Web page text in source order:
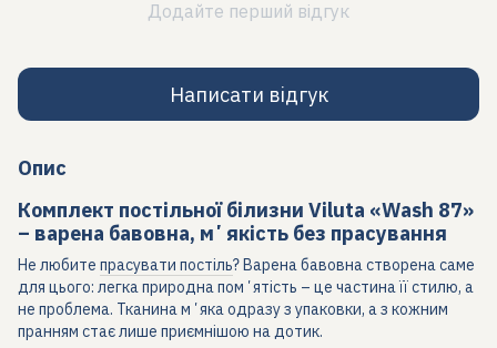
Додайте перший відгук
Написати відгук
Опис
Комплект постільної білизни Viluta «Wash 87»
– варена бавовна, мʼякість без прасування
Не любите прасувати постіль? Варена бавовна створена саме
для цього: легка природна помʼятість – це частина її стилю, а
не проблема. Тканина мʼяка одразу з упаковки, а з кожним
пранням стає лише приємнішою на дотик.